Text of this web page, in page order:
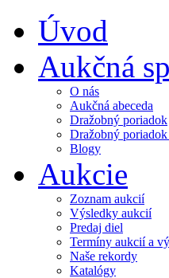
Úvod
Aukčná
O nás
Aukčná abeceda
Dražobný poriadok
Dražobný
Blogy
Aukcie
Zoznam aukcií
Výsledky aukcií
Predaj diel
Termíny aukcií a
Naše rekordy
Katalógy